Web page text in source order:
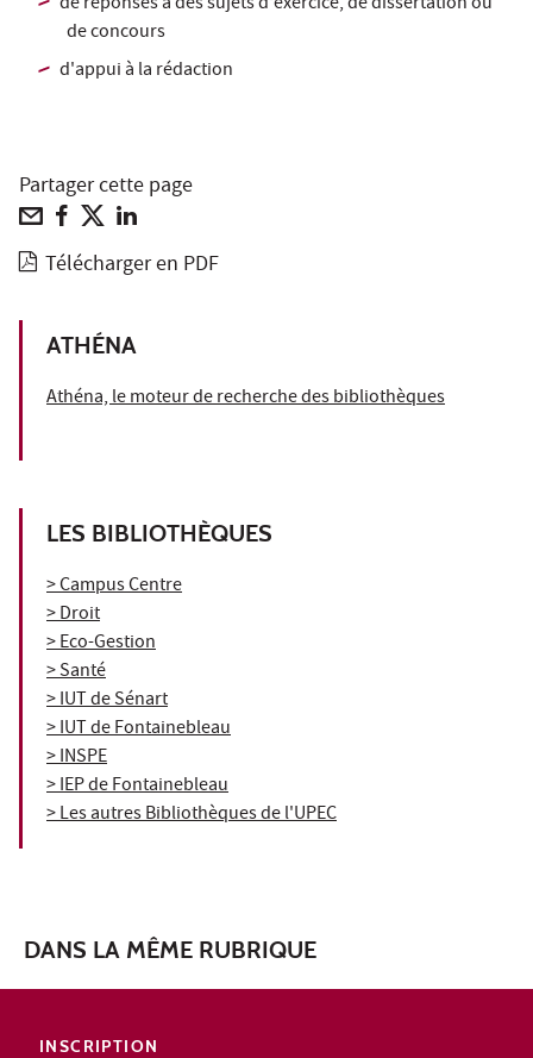
de concours
d'appui à la rédaction
Partager cette page
Télécharger en PDF
ATHÉNA
Athéna, le moteur de recherche des bibliothèques
LES BIBLIOTHÈQUES
> Campus Centre
> Droit
> Eco-Gestion
> Santé
> IUT de Sénart
> IUT de Fontainebleau
> INSPE
> IEP de Fontainebleau
> Les autres Bibliothèques de l'UPEC
DANS LA MÊME RUBRIQUE
INSCRIPTION